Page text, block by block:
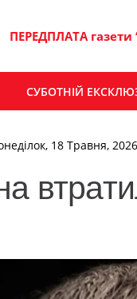
ПЕРЕДПЛАТА газети
СУБОТНІЙ
18 Травня, 2026